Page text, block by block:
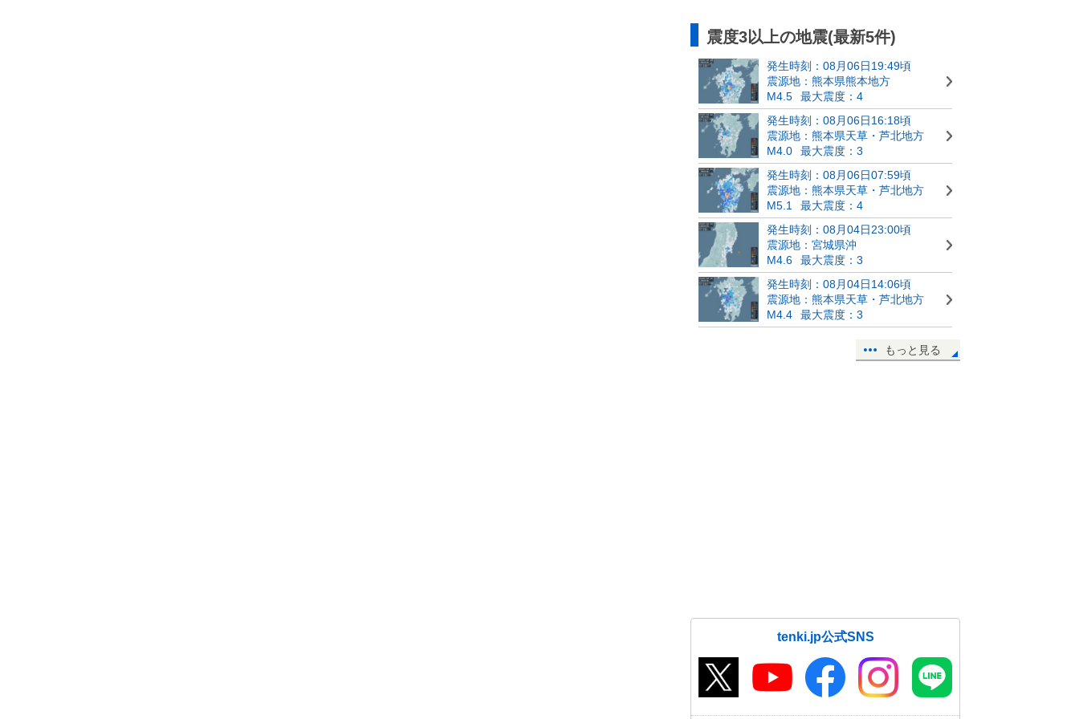
震度3以上の地震(最新5件)
発生時刻：08月06日19:49頃
震源地：熊本県熊本地方
M4.5
最大震度：4
発生時刻：08月06日16:18頃
震源地：熊本県天草・芦北地方
M4.0
最大震度：3
発生時刻：08月06日07:59頃
震源地：熊本県天草・芦北地方
M5.1
最大震度：4
発生時刻：08月04日23:00頃
震源地：宮城県沖
M4.6
最大震度：3
発生時刻：08月04日14:06頃
震源地：熊本県天草・芦北地方
M4.4
最大震度：3
もっと見る
tenki.jp公式SNS